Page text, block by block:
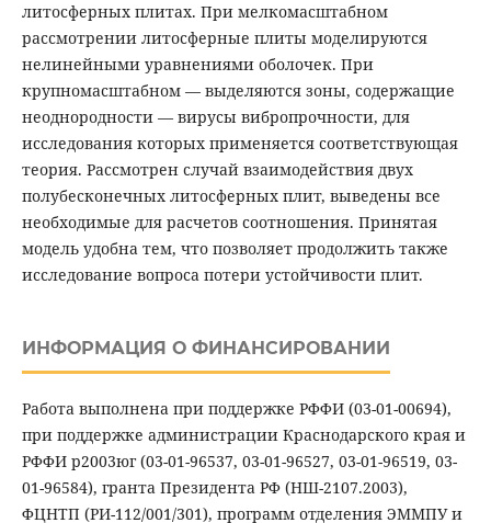
литосферных плитах. При мелкомасштабном
рассмотрении литосферные плиты моделируются
нелинейными уравнениями оболочек. При
крупномасштабном — выделяются зоны, содержащие
неоднородности — вирусы вибропрочности, для
исследования которых применяется соответствующая
теория. Рассмотрен случай взаимодействия двух
полубесконечных литосферных плит, выведены все
необходимые для расчетов соотношения. Принятая
модель удобна тем, что позволяет продолжить также
исследование вопроса потери устойчивости плит.
ИНФОРМАЦИЯ О ФИНАНСИРОВАНИИ
Работа выполнена при поддержке РФФИ (03-01-00694),
при поддержке администрации Краснодарского края и
РФФИ р2003юг (03-01-96537, 03-01-96527, 03-01-96519, 03-
01-96584), гранта Президента РФ (НШ-2107.2003),
ФЦНТП (РИ-112/001/301), программ отделения ЭММПУ и